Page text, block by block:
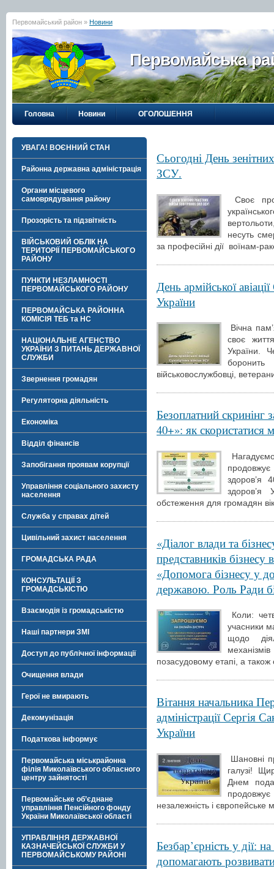
Первомайський район » Новини
Первомайська
Головна Новини ОГОЛОШЕННЯ
УВАГА! ВОЄННИЙ СТАН
Районна державна адміністрація
Органи місцевого
самоврядування району
Прозорість та підзвітність
ВІЙСЬКОВИЙ ОБЛІК НА
ТЕРИТОРІЇ ПЕРВОМАЙСЬКОГО
РАЙОНУ
ПУНКТИ НЕЗЛАМНОСТІ
ПЕРВОМАЙСЬКОГО РАЙОНУ
ПЕРВОМАЙСЬКА РАЙОННА
КОМІСІЯ ТЕБ та НС
НАЦІОНАЛЬНЕ АГЕНСТВО
УКРАЇНИ З ПИТАНЬ ДЕРЖАВНОЇ
СЛУЖБИ
Звернення громадян
Регуляторна діяльність
Економіка
Відділ фінансів
Запобігання проявам корупції
Управління соціального захисту
населення
Служба у справах дітей
Цивільний захист населення
ГРОМАДСЬКА РАДА
КОНСУЛЬТАЦІЇ З
ГРОМАДСЬКІСТЮ
Взаємодія із громадськістю
Наші партнери ЗМІ
Доступ до публічної інформації
Очищення влади
Герої не вмирають
Декомунізація
Податкова інформує
Первомайська міськрайонна
філія Миколаївського обласного
центру зайнятості
Первомайське об’єднане
управління Пенсійного фонду
України Миколаївської області
УПРАВЛІННЯ ДЕРЖАВНОЇ
КАЗНАЧЕЙСЬКОЇ СЛУЖБИ У
ПЕРВОМАЙСЬКОМУ РАЙОНІ
Сьогодні День
ЗСУ.
Своє
несуть
за професійні дії воїнам-
День армійської
України
Вічна
своє
України.
військовослужбовці,
Безоплатний скринінг
40+»: як скористатися
здоров’я
здоров’я
обстеження для громадян
«Діалог влади та
представників бізнесу
«Допомога бізнесу у
державою. Роль Ради
Коли:
учасники
щодо
позасудовому етапі, а
Вітання начальника
адміністрації Сергія
України
Шановні
галузі!
Днем
незалежність і
Безбар’єрність у дії:
допомагають